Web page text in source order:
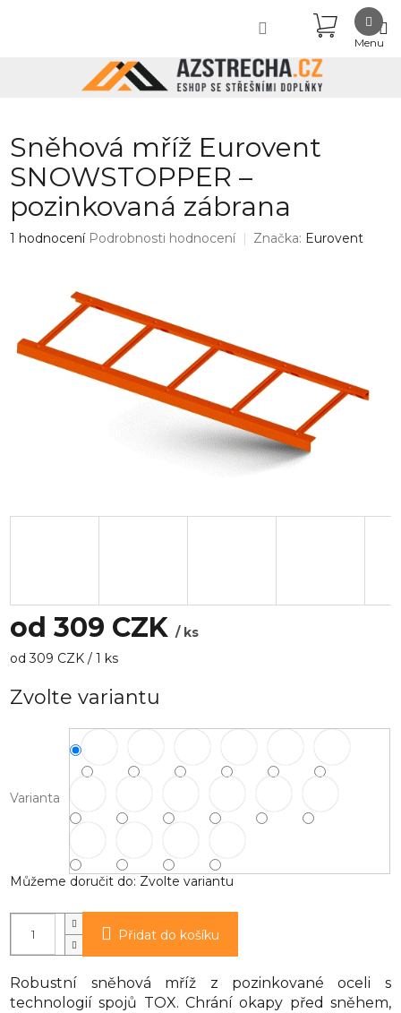
KOŠÍK
Sněhová mříž Eurovent
SNOWSTOPPER –
pozinkovaná zábrana
Průměrné
hvězdiček.
1 hodnocení Podrobnosti hodnocení Značka: Eurovent
od309 CZK / ks
Měrná
od 309 CZK / 1 ks
Zvolte variantu
Varianta
Můžeme doručit do: Zvolte variantu
Přidat do košíku
Robustní sněhová mříž z pozinkované oceli s
technologií spojů TOX. Chrání okapy před sněhem,